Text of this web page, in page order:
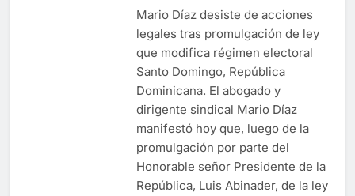
Mario Díaz desiste de acciones
legales tras promulgación de ley
que modifica régimen electoral
Santo Domingo, República
Dominicana. El abogado y
dirigente sindical Mario Díaz
manifestó hoy que, luego de la
promulgación por parte del
Honorable señor Presidente de la
República, Luis Abinader, de la ley